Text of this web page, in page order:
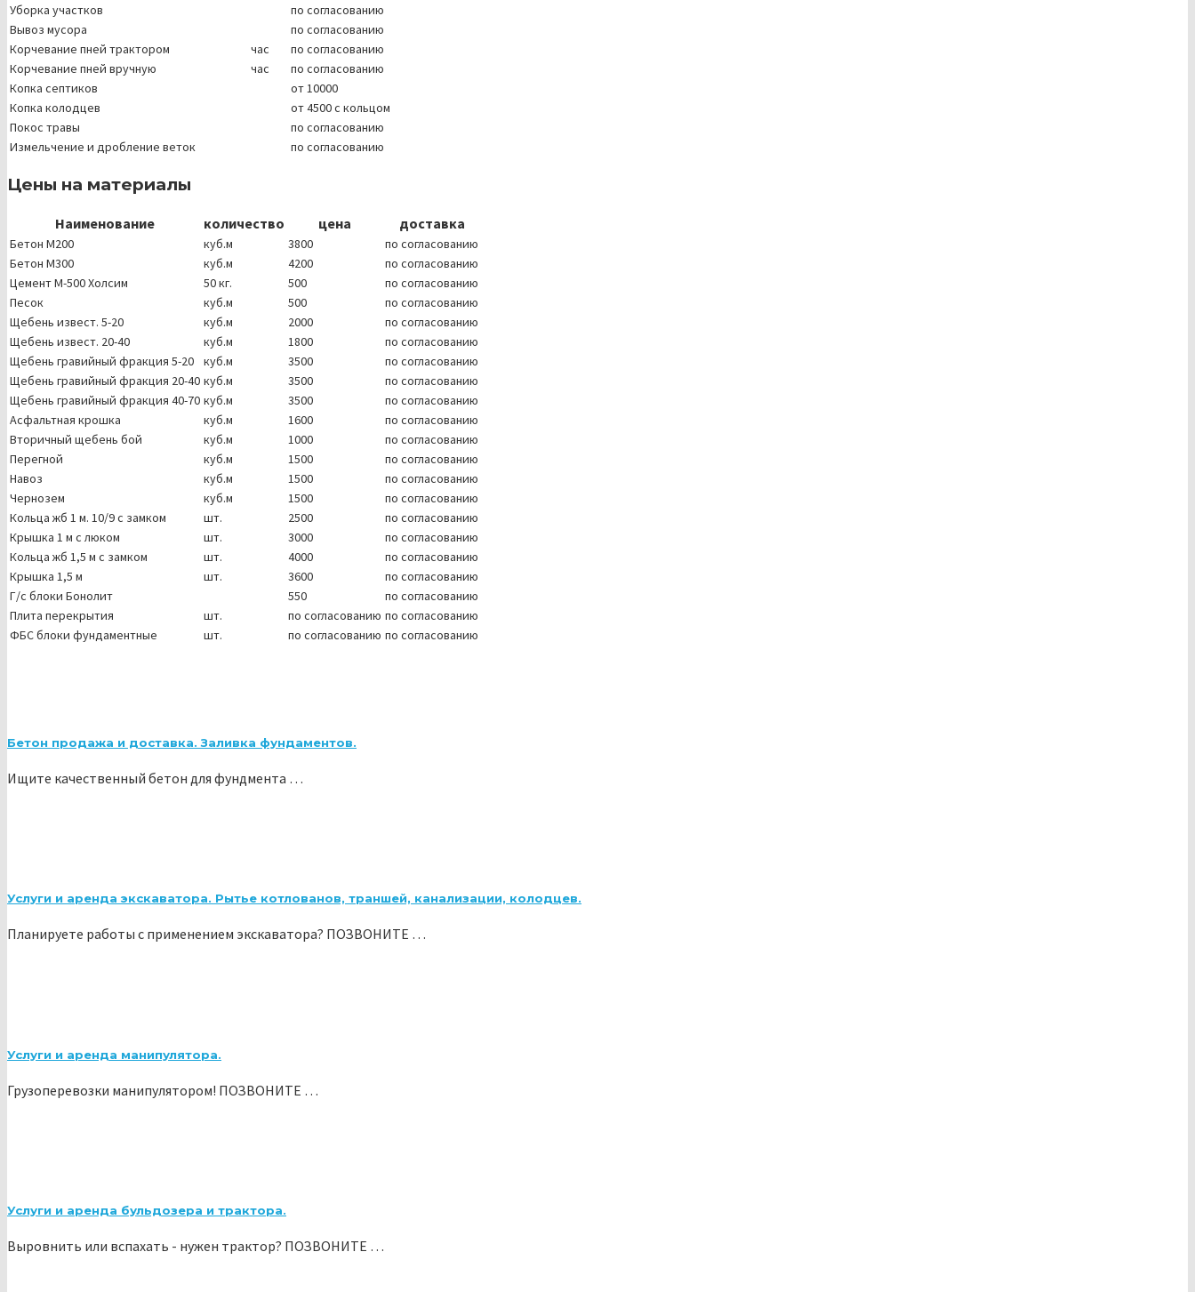
Уборка участков
по согласованию
Вывоз мусора
по согласованию
Корчевание пней трактором
час
по согласованию
Корчевание пней вручную
час
по согласованию
Копка септиков
от 10000
Копка колодцев
от 4500 с кольцом
Покос травы
по согласованию
Измельчение и дробление веток
по согласованию
Цены на материалы
Наименование количество цена доставка
Бетон М200 куб.м 3800
по согласованию
Бетон М300
куб.м 4200
по согласованию
Цемент М-500 Холсим
50 кг. 500
по согласованию
Песок
куб.м 500
по согласованию
Щебень извест. 5-20
куб.м 2000
по согласованию
Щебень извест. 20-40
куб.м 1800
по согласованию
Щебень гравийный фракция 5-20
куб.м 3500
по согласованию
Щебень гравийный фракция 20-40 куб.м 3500
по согласованию
Щебень гравийный фракция 40-70 куб.м 3500
по согласованию
Асфальтная крошка
куб.м 1600
по согласованию
Вторичный щебень бой
куб.м 1000
по согласованию
Перегной
куб.м 1500
по согласованию
Навоз
куб.м 1500
по согласованию
Чернозем
куб.м 1500
по согласованию
Кольца жб 1 м. 10/9 с замком
шт. 2500
по согласованию
Крышка 1 м с люком
шт. 3000
по согласованию
Кольца жб 1,5 м с замком
шт. 4000
по согласованию
Крышка 1,5 м
шт. 3600
по согласованию
Г/с блоки Бонолит
550
по согласованию
Плита перекрытия
шт. по согласованию по согласованию
ФБС блоки фундаментные
шт. по согласованию по согласованию
Бетон продажа и доставка. Заливка фундаментов.
Ищите качественный бетон для фундмента …
Услуги и аренда экскаватора. Рытье котлованов, траншей, канализации, колодцев.
Планируете работы с применением экскаватора? ПОЗВОНИТЕ …
Услуги и аренда манипулятора.
Грузоперевозки манипулятором! ПОЗВОНИТЕ …
Услуги и аренда бульдозера и трактора.
Выровнить или вспахать - нужен трактор? ПОЗВОНИТЕ …